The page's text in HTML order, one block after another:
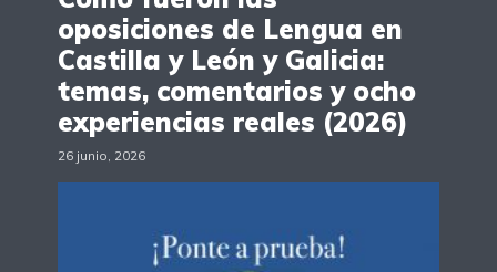
oposiciones de Lengua en
Castilla y León y Galicia:
temas, comentarios y ocho
experiencias reales (2026)
26 junio, 2026